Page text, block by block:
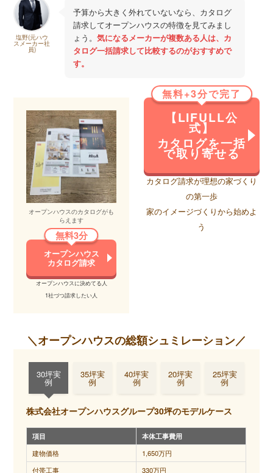
地盤
改良
工事
を鑑みて、必要改良を行う費用。地盤が弱いと200万、300万
かかる場合もあるため注意ですが、地盤調査してみないと分
からないので難しい項目。登記簿を調べて、その土地の過去
の推移を見ると少し当たりがつきます。農地などは地盤が緩
い可能性あり。
光設
置費
用
太陽光を設置する費用。一般的には10年ほどで採算は取れる
が、初期費用が重い。100万~200万程度必要。日当たりからシ
ュミレーションしてくれるため、数値と初期費用を鑑みて判
断しましょう。
床暖
房設
置費
用
上記見積もりではエコワンという機器が100万円、床暖房設置
費用が50万円のイメージです。エコワンは床に這わせる温水
を効率的に作る機器。床暖房もいろいろな方式、やり方があ
るため、設置したい人はメーカーに方式や費用を確認しまし
ょう。
外構
玄関や庭、駐車場を作る工事。見落としがちだが非常に費用
がかかる工事。こだわりによって、100万で済む人もいれば、
1000万以上かける人がいて、ピンキリ。建物と同じくらい費
用がかかるといっても過言ではない割に、当初の計画から見
逃しがち。ほとんどの場合、打ち合わせで金額に驚き、どこ
を妥協するか迷うことになります。土地が広くて外構工事の
範囲が広い場合は、しっかりと費用を見込んでおきましょ
う。
標準設備からグレードアップしたり、標準ではない設備を入
宅展示場で見る家は、提案工事が多く含まれているため、実
ど。
塩野(元ハウ
スメーカー社
員)
予算から大きく外れていないなら、カタログ
請求してオープンハウスの特徴を見てみまし
ょう。 気になるメーカーが複数ある人は、カ
タログ一括請求して比較するのがおすすめで
す。
オープンハウスのカタログがも
らえます
無料3分
オープンハウス
カタログ請求
オープンハウスに決めてる人
1社づつ請求したい人
無料+3分で完了
【LIFULL公
式】
カタログを一括
で取り寄せる
カタログ請求が理想の家づくり
の第一歩
家のイメージづくりから始めよ
う
＼オープンハウスの総額シュミレーション／
30坪実
例
35坪実
例
40坪実
例
20坪実
例
25坪実
例
株式会社オープンハウスグループ30坪のモデルケース
項目
本体工事費用
建物価格
1,650万円
付帯工事
330万円